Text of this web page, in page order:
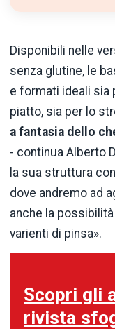
Disponibili nelle
senza glutine, le
e formati ideali sia
piatto, sia per lo
a fantasia dello
- continua Alberto
la sua struttura
dove andremo ad
anche la
varienti di pinsa».
Scopri gli
rivista